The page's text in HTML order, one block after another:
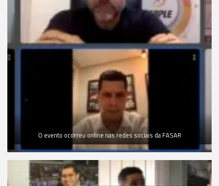
O evento ocorreu online nas redes sociais da FASAR